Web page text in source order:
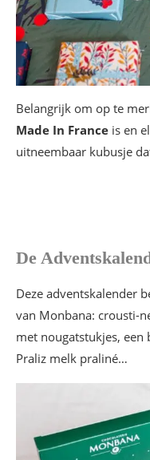
Belangrijk om op te
Made In France is en
uitneembaar kubusje
De
Deze adventskalender
van Monbana: crousti-
met nougatstukjes, een
Praliz melk praliné…